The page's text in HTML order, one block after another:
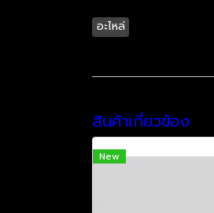
อะไหล่
สินค้าเกี่ยวข้อง
New